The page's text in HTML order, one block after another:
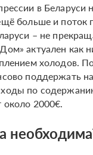
в Беларуси
больше и
– не
актуален как
холодов.
поддержать
по
2000€.